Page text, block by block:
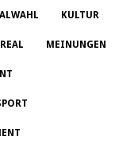
KULTUR
MEINUNGEN